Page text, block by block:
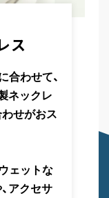
ス
合わせて、
ネックレ
せがおス
ェットな
アクセサ